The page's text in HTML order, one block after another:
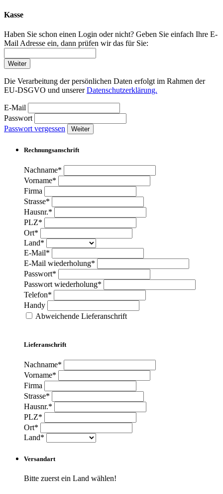
Kasse
Haben Sie schon einen Login oder nicht? Geben Sie einfach Ihre E-
Mail Adresse ein, dann prüfen wir das für Sie:
Weiter
Die Verarbeitung der persönlichen Daten erfolgt im Rahmen der
EU-DSGVO und unsererDatenschutzerklärung.
E-Mail
Passwort
Passwort vergessen
Weiter
Rechnungsanschrift
Nachname*
Vorname*
Firma
Strasse*
Hausnr.*
PLZ*
Ort*
Land*
E-Mail*
E-Mail wiederholung*
Passwort*
Passwort wiederholung*
Telefon*
Handy
Abweichende Lieferanschrift
Lieferanschrift
Nachname*
Vorname*
Firma
Strasse*
Hausnr.*
PLZ*
Ort*
Land*
Versandart
Bitte zuerst ein Land wählen!